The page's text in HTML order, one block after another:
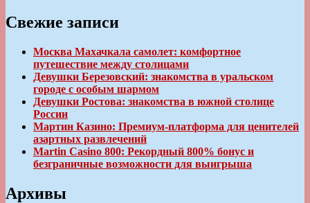
Свежие записи
Москва Махачкала самолет: комфортное
путешествие между столицами
Девушки Березовский: знакомства в уральском
городе с особым шармом
Девушки Ростова: знакомства в южной столице
России
Мартин Казино: Премиум-платформа для ценителей
азартных развлечений
Martin Casino 800: Рекордный 800% бонус и
безграничные возможности для выигрыша
Архивы